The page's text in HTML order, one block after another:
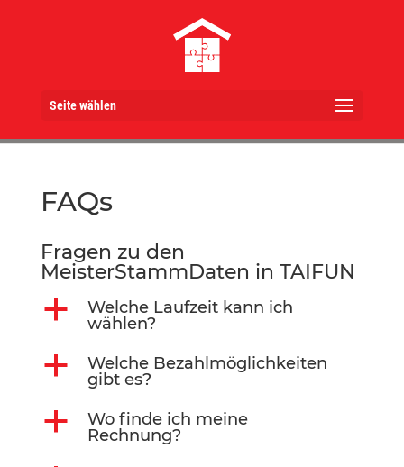
Seite wählen
FAQs
Fragen zu den
MeisterStammDaten in TAIFUN
a
Welche Laufzeit kann ich
wählen?
a
Welche Bezahlmöglichkeiten
gibt es?
a
Wo finde ich meine
Rechnung?